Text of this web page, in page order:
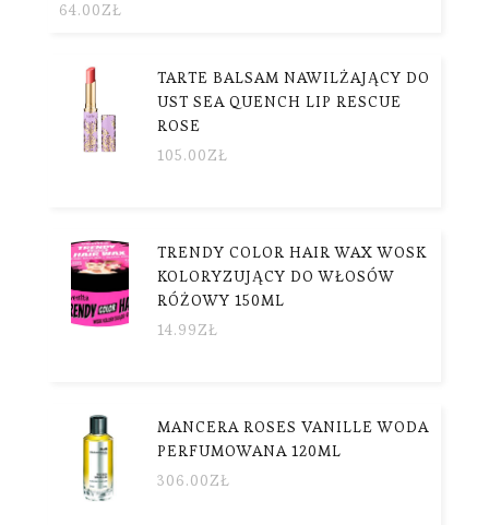
64.00ZŁ
TARTE BALSAM NAWILŻAJĄCY DO
UST SEA QUENCH LIP RESCUE
ROSE
105.00ZŁ
TRENDY COLOR HAIR WAX WOSK
KOLORYZUJĄCY DO WŁOSÓW
RÓŻOWY 150ML
14.99ZŁ
MANCERA ROSES VANILLE WODA
PERFUMOWANA 120ML
306.00ZŁ